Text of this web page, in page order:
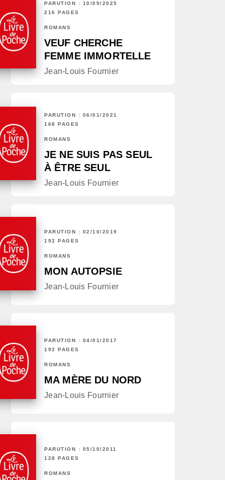
PARUTION : 10/09/2025
216 PAGES
ROMANS
VEUF CHERCHE
FEMME IMMORTELLE
Jean-Louis Fournier
PARUTION : 06/01/2021
168 PAGES
ROMANS
JE NE SUIS PAS SEUL
À ÊTRE SEUL
Jean-Louis Fournier
PARUTION : 02/10/2019
192 PAGES
ROMANS
MON AUTOPSIE
Jean-Louis Fournier
PARUTION : 04/01/2017
192 PAGES
ROMANS
MA MÈRE DU NORD
Jean-Louis Fournier
PARUTION : 05/10/2011
128 PAGES
ROMANS